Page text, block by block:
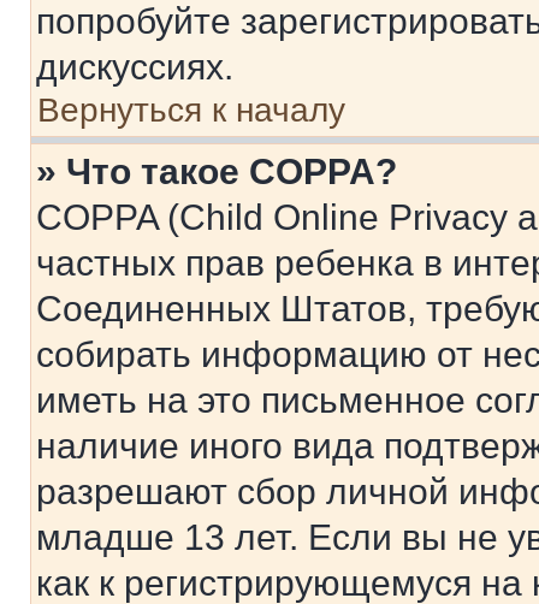
попробуйте
дискуссиях.
Вернуться к началу
» Что такое COPPA?
COPPA (Child Online Privacy
частных прав ребенка в
Соединенных Штатов,
собирать информацию от
иметь на это письменное
наличие иного вида
разрешают сбор личной
младше 13 лет. Если вы не
как к регистрирующемуся